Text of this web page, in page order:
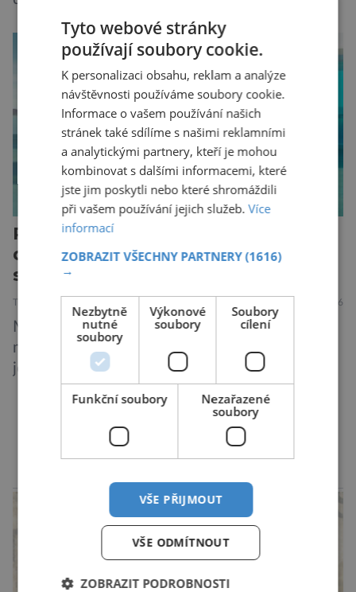
pozornosti se soustředí na chatboty,
generování obrázků nebo automatizaci práce,
bezpečnostní experti upozorňují na mnohem
méně nápadné riziko. Podle některých
odborníků by už během příštích dvou let mohly
pokročilé systémy AI výrazně usnadnit
kybernetické útoky […]
Peugeot E-208: Francouzské lvíče
dospělo. Nabízí rekordní dojezd,
styl i radost z jízdy
TECHNIKA 16.7.2026
Malé elektromobily už dávno nejsou jen
městskými přibližovadly. Nový Peugeot E-208
je toho důkazem. Francouzský hatchback si
zachoval svůj atraktivní design, přidal delší
dojezd a modernější technologie, ale hlavně
ukazuje, že i kompaktní elektromobil může být
autem, se kterým bez obav vyrazíte za hranice
černého už […]
DALŠÍ ČLÁNKY ›
reklama
Tyto webové stránky
používají soubory cookie.
K personalizaci obsahu, reklam a analýze
návštěvnosti používáme soubory cookie.
Informace o vašem používání našich
stránek také sdílíme s našimi reklamními
a analytickými partnery, kteří je mohou
kombinovat s dalšími informacemi, které
jste jim poskytli nebo které shromáždili
při vašem používání jejich služeb.Více
informací
ZOBRAZIT VŠECHNY PARTNERY(1616)
→
Nezbytně
nutné
soubory
Výkonové
soubory
Soubory
cílení
Funkční soubory
Nezařazené
soubory
VŠE PŘIJMOUT
VŠE ODMÍTNOUT
ZOBRAZIT PODROBNOSTI